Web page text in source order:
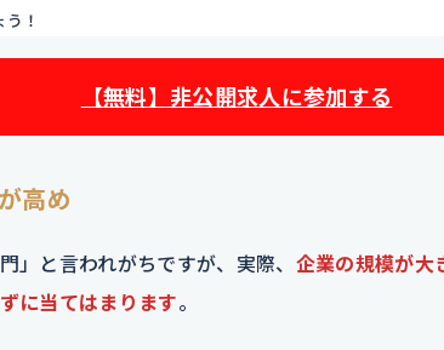
！
【無料】非公開求人に参加する
高め
」と言われがちですが、実際、 企業の規模が大
に当てはまります。